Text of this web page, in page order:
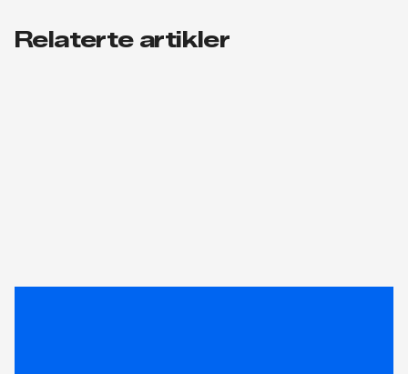
Relaterte artikler